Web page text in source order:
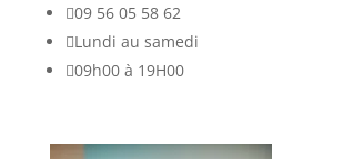
09 56 05 58 62
Lundi au samedi
09h00 à 19H00